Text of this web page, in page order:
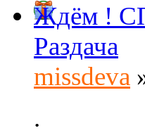
Ждём !
Раздача
missdeva
.